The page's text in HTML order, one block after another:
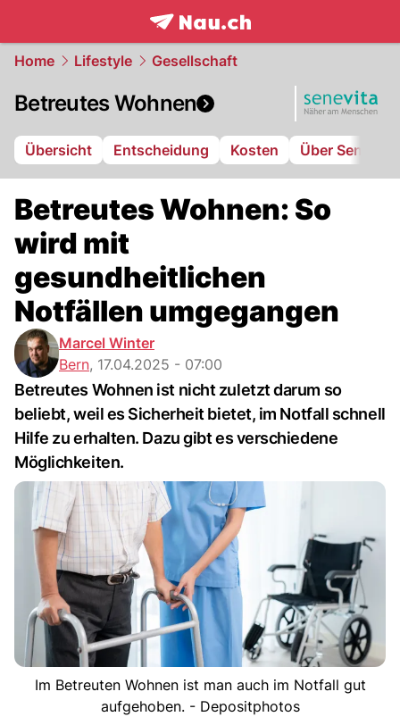
frontpage.NAU.ch
Home Lifestyle Gesellschaft
Betreutes Wohnen
Übersicht Entscheidung Kosten Über Senevita
Betreutes Wohnen: So
wird mit
gesundheitlichen
Notfällen umgegangen
Marcel Winter
Bern, 17.04.2025 - 07:00
Betreutes Wohnen ist nicht zuletzt darum so
beliebt, weil es Sicherheit bietet, im Notfall schnell
Hilfe zu erhalten. Dazu gibt es verschiedene
Möglichkeiten.
Im Betreuten Wohnen ist man auch im Notfall gut
aufgehoben. - Depositphotos